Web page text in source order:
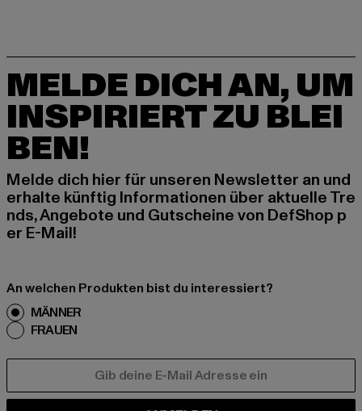
MELDE DICH AN, UM
INSPIRIERT ZU BLEI
BEN!
Melde dich hier für unseren Newsletter an und
erhalte künftig Informationen über aktuelle Tre
nds, Angebote und Gutscheine von DefShop p
er E-Mail!
An welchen Produkten bist du interessiert?
MÄNNER
FRAUEN